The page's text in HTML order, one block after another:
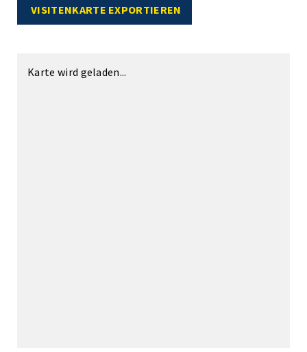
VISITENKARTE EXPORTIEREN
Karte wird geladen...